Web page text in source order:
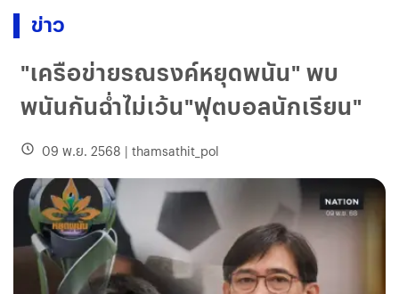
ข่าว
"เครือข่ายรณรงค์หยุดพนัน" พบ
พนันกันฉ่ำไม่เว้น"ฟุตบอลนักเรียน"
09 พ.ย. 2568 | thamsathit_pol